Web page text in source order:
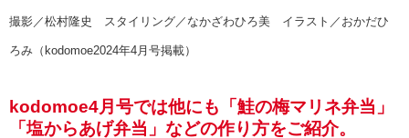
撮影／松村隆史 スタイリング／なかざわひろ美 イラスト／おかだひ
ろみ（kodomoe2024年4月号掲載）
kodomoe4月号では他にも「鮭の梅マリネ弁当」
「塩からあげ弁当」などの作り方をご紹介。